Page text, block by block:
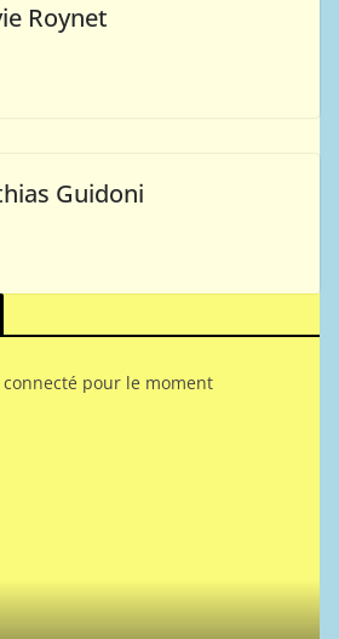
Roynet
Guidoni
connecté pour le moment